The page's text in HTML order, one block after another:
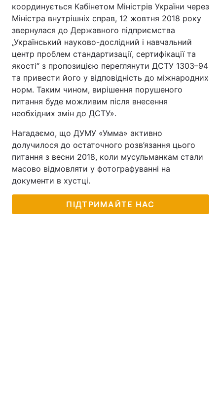
координується Кабінетом Міністрів України через
Міністра внутрішніх справ, 12 жовтня 2018 року
звернулася до Державного підприємства
„Український науково-дослідний і навчальний
центр проблем стандартизації, сертифікації та
якості“ з пропозицією переглянути ДСТУ 1303–94
та привести його у відповідність до міжнародних
норм. Таким чином, вирішення порушеного
питання буде можливим після внесення
необхідних змін до ДСТУ».
Нагадаємо, що ДУМУ «Умма» активно
долучилося до остаточного розв’язання цього
питання з весни 2018, коли мусульманкам стали
масово відмовляти у фотографуванні на
документи в хустці.
ПІДТРИМАЙТЕ НАС